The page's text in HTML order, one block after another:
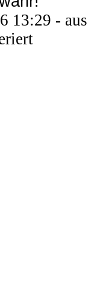
13:29 - aus